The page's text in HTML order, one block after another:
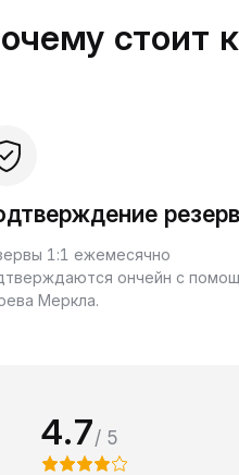
стоит
1:1 ежемесячно
ончейн с
Меркла.
4.7/ 5